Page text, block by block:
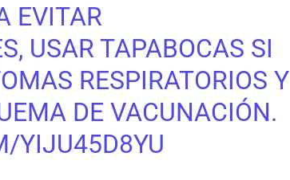
EVITAR
USAR TAPABOCAS SI
RESPIRATORIOS Y
DE VACUNACIÓN.
YIJU45D8YU